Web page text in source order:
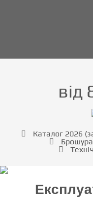
від
Каталог 2026
Брошура